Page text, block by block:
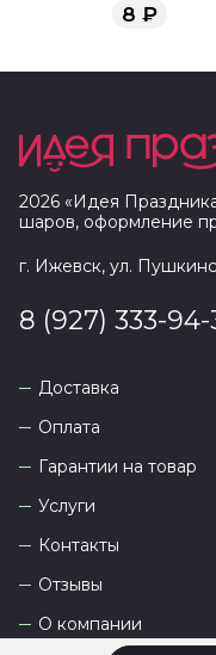
8 ₽
2026 «Идея
шаров, оформление
г. Ижевск, ул.
8 (927) 333-94-
Доставка
Оплата
Гарантии на товар
Услуги
Контакты
Отзывы
О компании